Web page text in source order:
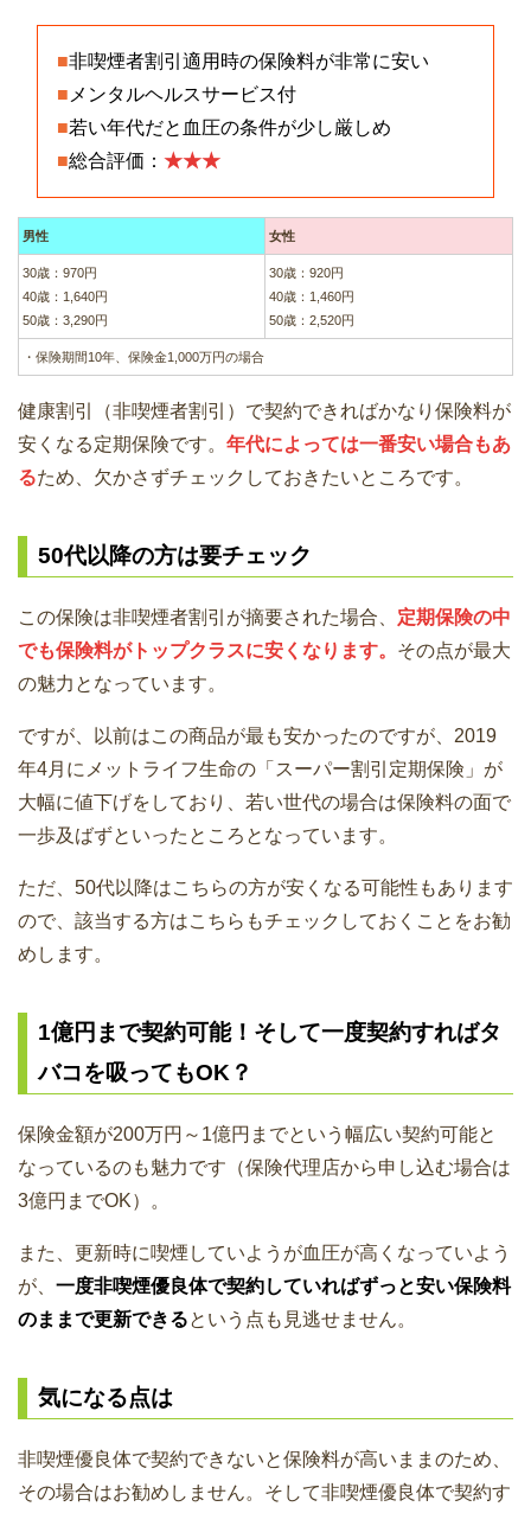
■非喫煙者割引適用時の保険料が非常に安い
■ メンタルヘルスサービス付
■若い年代だと血圧の条件が少し厳しめ
■総合評価： ★★★
男性 女性
30歳：970円
40歳：1,640円
50歳：3,290円
30歳：920円
40歳：1,460円
50歳：2,520円
・保険期間10年、保険金1,000万円の場合
健康割引（非喫煙者割引）で契約できればかなり保険料が
安くなる定期保険です。 年代によっては一番安い場合もあ
るため、欠かさずチェックしておきたいところです。
50代以降の方は要チェック
この保険は非喫煙者割引が摘要された場合、 定期保険の中
でも保険料がトップクラスに安くなります。 その点が最大
の魅力となっています。
ですが、以前はこの商品が最も安かったのですが、2019
年4月にメットライフ生命の「スーパー割引定期保険」が
大幅に値下げをしており、若い世代の場合は保険料の面で
一歩及ばずといったところとなっています。
ただ、50代以降はこちらの方が安くなる可能性もあります
ので、該当する方はこちらもチェックしておくことをお勧
めします。
1億円まで契約可能！そして一度契約すればタ
バコを吸ってもOK？
保険金額が200万円～1億円までという幅広い契約可能と
なっているのも魅力です（保険代理店から申し込む場合は
3億円までOK）。
また、更新時に喫煙していようが血圧が高くなっていよう
が、 一度非喫煙優良体で契約していればずっと安い保険料
のままで更新できるという点も見逃せません。
気になる点は
非喫煙優良体で契約できないと保険料が高いままのため、
その場合はお勧めしません。そして非喫煙優良体で契約す